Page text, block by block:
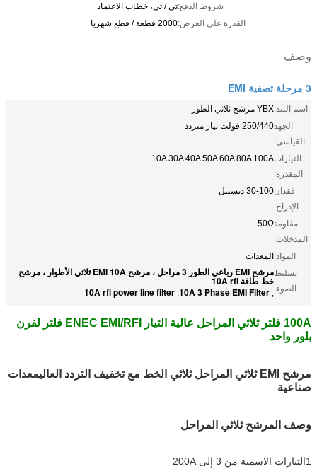
شروط الدفع:تي / تي، خطاب الاعتماد
القدرة على العرض:2000 قطعة / قطع شهريا
وصف
3 مرحلة تصفية EMI
اسم البند:YBX مرشح ثلاثي الطور
الجهد
القياسي:
250/440 فولت تيار متردد
التيارات
المقدرة:
10A 30A 40A 50A 60A 80A 100A
فقدان
الإدراج:
30-100 ديسيبل
مقاومة
المدخلات:
50Ω
المواد:المعدات
تسليط
الضوء:
مرشح EMI رباعي الطور 3 مراحل ، مرشح EMI 10A ثلاثي الأطوار ، مرشح
خط طاقة 10A rfi
,
10A 3 Phase EMI Filter
,
10A rfi power line filter
100A فلتر ثلاثي المراحل عالية التيار ENEC EMI/RFI فلتر لفرن
بلور واحد
مرشح EMI ثلاثي المراحل ثلاثي الخط مع تخفيف التردد العالي
معدات
صناعية
وصف المرشح ثلاثي المراحل
1التيارات الاسمية من 3 إلى 200A